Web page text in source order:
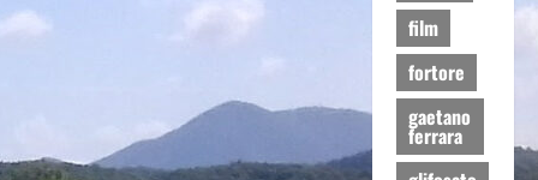
film
fortore
gaetano
ferrara